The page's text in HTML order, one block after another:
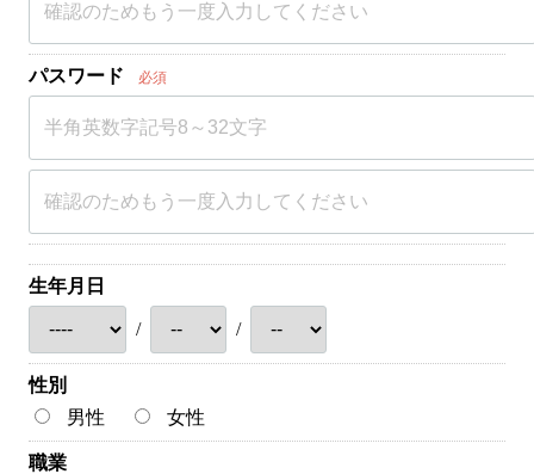
パスワード 必須
生年月日
/ /
性別
男性
女性
職業